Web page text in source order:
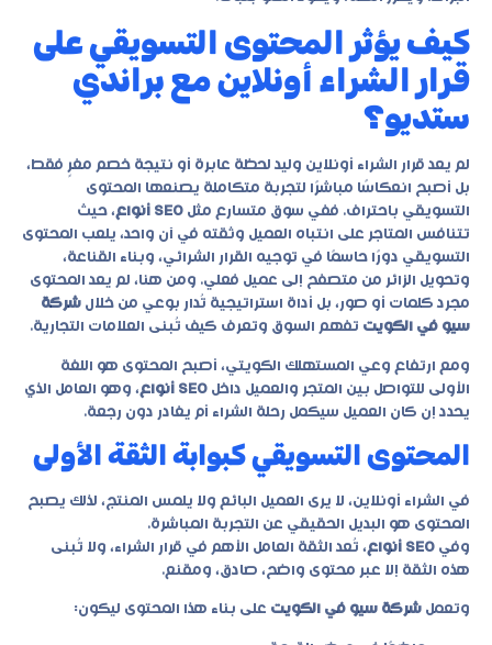
كيف يؤثر المحتوى التسويقي على
قرار الشراء أونلاين مع براندي
ستديو؟
لم يعد قرار الشراء أونلاين وليد لحظة عابرة أو نتيجة خصم مغرٍ فقط،
بل أصبح انعكاسًا مباشرًا لتجربة متكاملة يصنعها المحتوى
التسويقي باحتراف. ففي سوق متسارع مثل SEO أنواع
، حيث
تتنافس المتاجر على انتباه العميل وثقته في آن واحد، يلعب المحتوى
التسويقي دورًا حاسمًا في توجيه القرار الشرائي، وبناء القناعة،
وتحويل الزائر من متصفح إلى عميل فعلي. ومن هنا، لم يعد المحتوى
مجرد كلمات أو صور، بل أداة استراتيجية تُدار بوعي من خلال شركة
سيو في الكويت تفهم السوق وتعرف كيف تُبنى العلامات التجارية.
ومع ارتفاع وعي المستهلك الكويتي، أصبح المحتوى هو اللغة
الأولى للتواصل بين المتجر والعميل داخل SEO أنواع
، وهو العامل الذي
يحدد إن كان العميل سيكمل رحلة الشراء أم يغادر دون رجعة.
المحتوى التسويقي كبوابة الثقة الأولى
في الشراء أونلاين، لا يرى العميل البائع ولا يلمس المنتج، لذلك يصبح
المحتوى هو البديل الحقيقي عن التجربة المباشرة.
وفي SEO أنواع
، تُعد الثقة العامل الأهم في قرار الشراء، ولا تُبنى
هذه الثقة إلا عبر محتوى واضح، صادق، ومقنع.
وتعمل شركة سيو في الكويت على بناء هذا المحتوى ليكون: